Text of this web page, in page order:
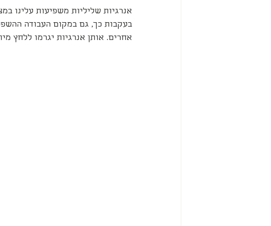
אנרגיות שליליות משפיעות עלינו
בעקבות כך, גם במקום העבודה
אחרים. אותן אנרגיות יגרמו ללחץ